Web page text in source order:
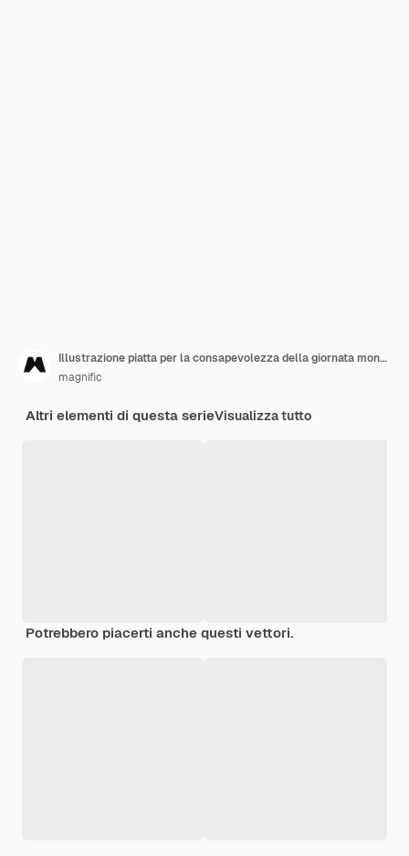
Illustrazione piatta per la consapevolezza della giornata mondiale del cancro
magnific
Altri elementi di questa serieVisualizza tutto
Potrebbero piacerti anche questi vettori.